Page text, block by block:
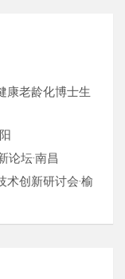
康老龄化博士生
论坛·南昌
创新研讨会·榆